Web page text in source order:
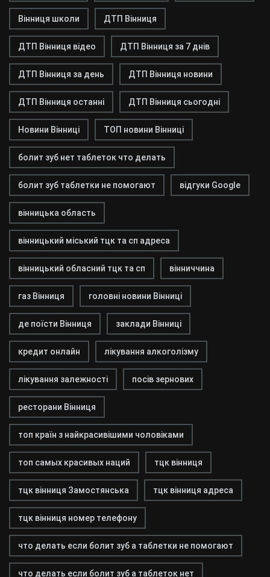
Вінниця школи ДТП Вінниця
ДТП Вінниця відео ДТП Вінниця за 7 днів
ДТП Вінниця за день ДТП Вінниця новини
ДТП Вінниця останні ДТП Вінниця сьогодні
Новини Вінниці ТОП новини Вінниці
болит зуб нет таблеток что делать
болит зуб таблетки не помогают відгуки Google
вінницька область
вінницький міський тцк та сп адреса
вінницький обласний тцк та сп вінниччина
газ Вінниця головні новини Вінниці
де поїсти Вінниця заклади Вінниці
кредит онлайн лікування алкоголізму
лікування залежності посів зернових
ресторани Вінниця
топ країн з найкрасивішими чоловіками
топ самых красивых наций тцк вінниця
тцк вінниця Замостянська тцк вінниця адреса
тцк вінниця номер телефону
что делать если болит зуб а таблетки не помогают
что делать если болит зуб а таблеток нет